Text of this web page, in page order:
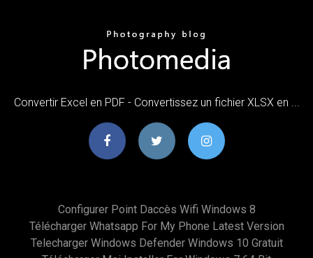
Convertir Excel en PDF - Convertissez un fichier XLSX en ...
Configurer Point Daccès Wifi Windows 8
Télécharger Whatsapp For My Phone Latest Version
Telecharger Windows Defender Windows 10 Gratuit